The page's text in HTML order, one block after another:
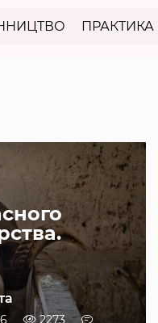
ПРАКТИКА
2273